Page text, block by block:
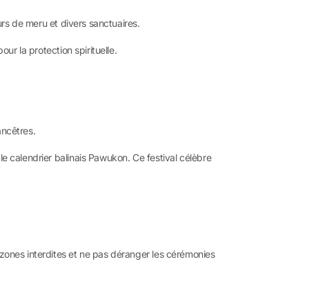
de meru et divers sanctuaires.
la protection spirituelle.
calendrier balinais Pawukon. Ce festival célèbre
interdites et ne pas déranger les cérémonies